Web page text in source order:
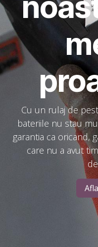
Cu un rulaj de
bateriile nu stau
garantia ca oricand,
care nu a avut